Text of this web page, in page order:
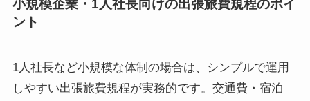
小規模企業・1人社長向けの出張旅費規程のポイ
ント
1人社長など小規模な体制の場合は、シンプルで運用
しやすい出張旅費規程が実務的です。交通費・宿泊